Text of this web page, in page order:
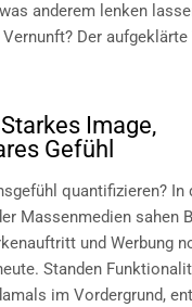
anderem lenken
Der aufgeklärte
Image,
Gefühl
quantifizieren? In
Massenmedien sahen
und Werbung
Standen
im Vordergrund,